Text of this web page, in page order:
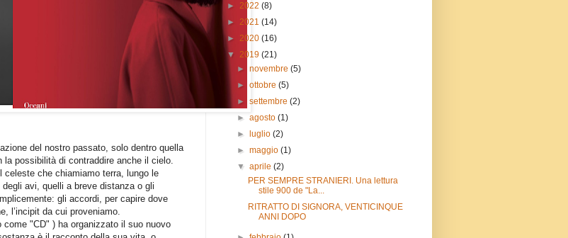
del nostro passato, solo dentro quella
possibilità di contraddire anche il cielo.
che chiamiamo terra, lungo le
avi, quelli a breve distanza o gli
gli accordi, per capire dove
l’incipit da cui proveniamo.
come "CD" ) ha organizzato il suo nuovo
► 2022 (8)
► 2021 (14)
► 2020 (16)
▼ 2019 (21)
►novembre(5)
►ottobre(5)
►settembre(2)
►agosto(1)
►
luglio(2)
►maggio(1)
▼aprile(2)
PER SEMPRE STRANIERI. Una lettura
stile 900 de "La...
RITRATTO DI SIGNORA, VENTICINQUE
ANNI DOPO